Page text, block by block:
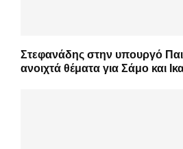
Στεφανάδης στην υπουργό
ανοιχτά θέματα για Σάμο και